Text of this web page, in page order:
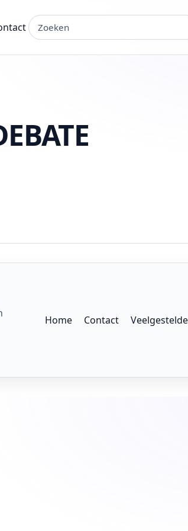
Zoeken op de site
Home Contact